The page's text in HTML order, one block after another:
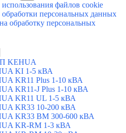
файлов cookie
персональных данных
обработку персональных
KEHUA
KI 1-5 кВА
KR11 Plus 1-10 кВА
KR11-J Plus 1-10 кВА
KR11 UL 1-5 кВА
KR33 10-200 кВА
KR33 BM 300-600 кВА
KR-RM 1-3 кВА